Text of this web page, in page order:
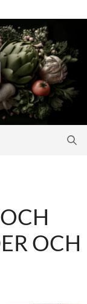
OCH